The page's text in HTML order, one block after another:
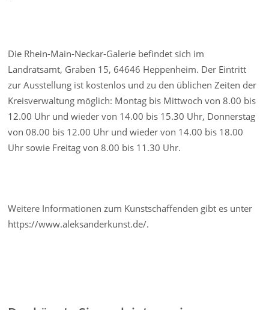
Die Rhein-Main-Neckar-Galerie befindet sich im
Landratsamt, Graben 15, 64646 Heppenheim. Der Eintritt
zur Ausstellung ist kostenlos und zu den üblichen Zeiten der
Kreisverwaltung möglich: Montag bis Mittwoch von 8.00 bis
12.00 Uhr und wieder von 14.00 bis 15.30 Uhr, Donnerstag
von 08.00 bis 12.00 Uhr und wieder von 14.00 bis 18.00
Uhr sowie Freitag von 8.00 bis 11.30 Uhr.
Weitere Informationen zum Kunstschaffenden gibt es unter
https://www.aleksanderkunst.de/.